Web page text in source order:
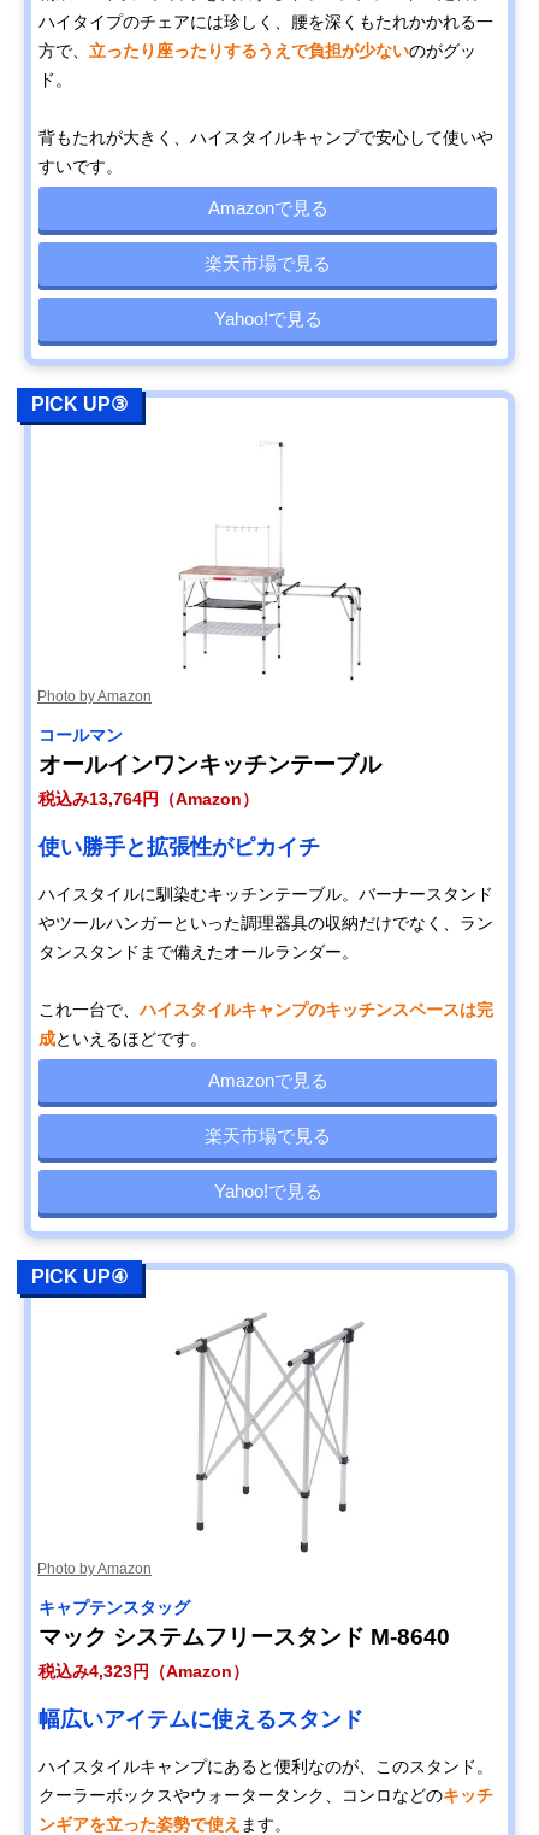
ハイタイプのチェアには珍しく、腰を深くもたれかかれる一
方で、 立ったり座ったりするうえで負担が少ないのがグッ
ド。
背もたれが大きく、ハイスタイルキャンプで安心して使いや
すいです。
Amazonで見る
楽天市場で見る
Yahoo!で見る
PICK UP③
Photo by Amazon
コールマン
オールインワンキッチンテーブル
税込み13,764円（Amazon）
使い勝手と拡張性がピカイチ
ハイスタイルに馴染むキッチンテーブル。バーナースタンド
やツールハンガーといった調理器具の収納だけでなく、ラン
タンスタンドまで備えたオールランダー。
これ一台で、ハイスタイルキャンプのキッチンスペースは完
成といえるほどです。
Amazonで見る
楽天市場で見る
Yahoo!で見る
PICK UP④
Photo by Amazon
キャプテンスタッグ
マック システムフリースタンド M-8640
税込み4,323円（Amazon）
幅広いアイテムに使えるスタンド
ハイスタイルキャンプにあると便利なのが、このスタンド。
クーラーボックスやウォータータンク、コンロなどのキッチ
ンギアを立った姿勢で使え ます。